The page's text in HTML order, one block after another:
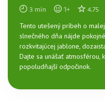
3 min 1+ 4.75
Tento utešený príbeh o
slnečného dňa nájde
rozkvitajúcej jablone,
Dajte sa unášať atmosférou,
popoludňajší odpočinok.